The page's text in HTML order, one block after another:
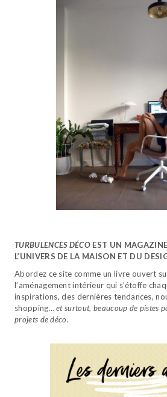
TURBULENCES DÉCO EST UN
L’UNIVERS DE LA MAISON ET DU
Abordez ce site comme un livre ouvert
l’aménagement intérieur qui s’étoffe
inspirations, des dernières tendances,
shopping…et surtout, beaucoup de pistes
projets de déco.